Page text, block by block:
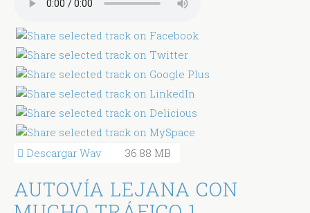
Descargar Wav 36.88 MB
AUTOVÍA LEJANA CON